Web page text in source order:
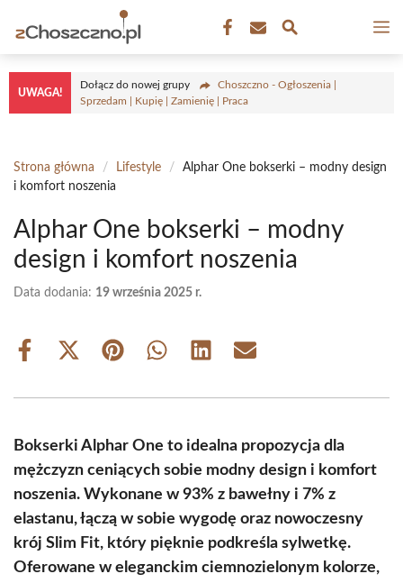
treści
UWAGA!
Dołącz do nowej grupy
Choszczno - Ogłoszenia |
Sprzedam | Kupię | Zamienię | Praca
Strona główna / Lifestyle /
Alphar One bokserki – modny design
i komfort noszenia
Alphar One bokserki – modny
design i komfort noszenia
Data dodania: 19 września 2025 r.
Share
Share
(Twitter)
Share Share Share Share
Bokserki Alphar One to idealna propozycja dla
mężczyzn ceniących sobie modny design i komfort
noszenia. Wykonane w 93% z bawełny i 7% z
elastanu, łączą w sobie wygodę oraz nowoczesny
krój Slim Fit, który pięknie podkreśla sylwetkę.
Oferowane w eleganckim ciemnozielonym kolorze,